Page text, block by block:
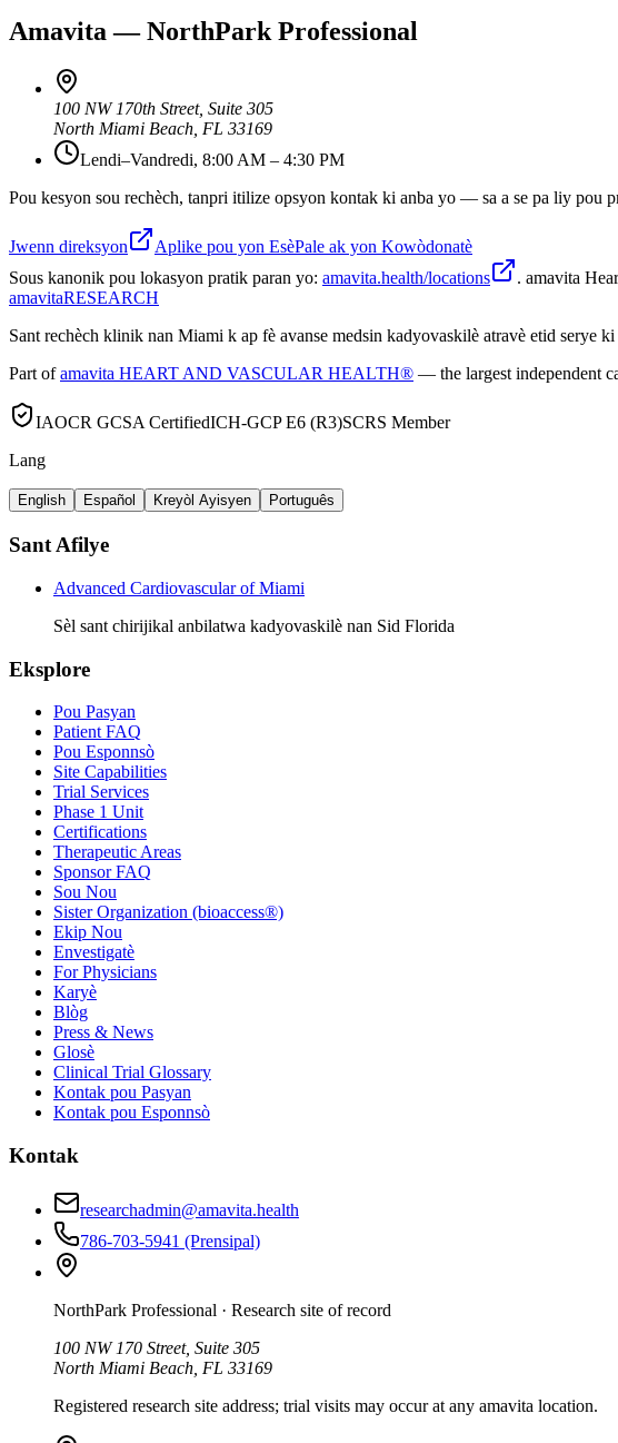
Amavita — NorthPark Professional
100 NW 170th Street, Suite 305
North Miami Beach, FL 33169
Lendi–Vandredi, 8:00 AM – 4:30 PM
Pou kesyon sou rechèch, tanpri itilize opsyon kontak ki anba yo — sa a se pa liy pou
Jwenn direksyon Aplike pou yon EsèPale ak yon Kowòdonatè
Sous kanonik pou lokasyon pratik paran yo: amavita.health/locations
. amavita
amavitaRESEARCH
Sant rechèch klinik nan Miami k ap fè avanse medsin kadyovaskilè atravè etid
Part of amavita HEART AND VASCULAR HEALTH® — the largest independent
IAOCR GCSA CertifiedICH-GCP E6 (R3)SCRS Member
Lang
English Español Kreyòl Ayisyen Português
Sant Afilye
Advanced Cardiovascular of Miami
Sèl sant chirijikal anbilatwa kadyovaskilè nan Sid Florida
Eksplore
Pou Pasyan
Patient FAQ
Pou Esponnsò
Site Capabilities
Trial Services
Phase 1 Unit
Certifications
Therapeutic Areas
Sponsor FAQ
Sou Nou
Sister Organization (bioaccess®)
Ekip Nou
Envestigatè
For Physicians
Karyè
Blòg
Press & News
Glosè
Clinical Trial Glossary
Kontak pou Pasyan
Kontak pou Esponnsò
Kontak
researchadmin@amavita.health
786-703-5941 (Prensipal)
NorthPark Professional · Research site of record
100 NW 170 Street, Suite 305
North Miami Beach, FL 33169
Registered research site address; trial visits may occur at any amavita location.